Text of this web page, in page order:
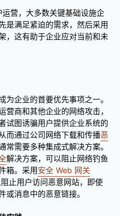
营，大多数关键基础设施企
是满足紧迫的需求，然后采用
，这有助于企业应对当前和未
为企业的首要优先事项之一。
营商和其他企业的网络攻击，
试图诱骗用户提供企业系统的
而通过公司网络下载和传播恶
常需要多种集成式解决方案。
解决方案，可以阻止网络钓鱼
箱。采用安全 Web 网关
止用户访问恶意网站，即使
或消息中的恶意链接。